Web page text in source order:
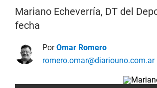
Mariano Echeverría, DT del
fecha
PorOmar Romero
romero.omar@diariouno.com.ar